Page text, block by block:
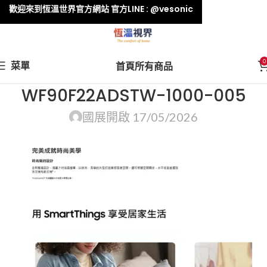
菜單 首頁所有商品 0
WF90F22ADSTW-1000-005
國展開啟 17/05/2026
歡迎來到恆溫世界官方網站 官方LINE : @vesonic